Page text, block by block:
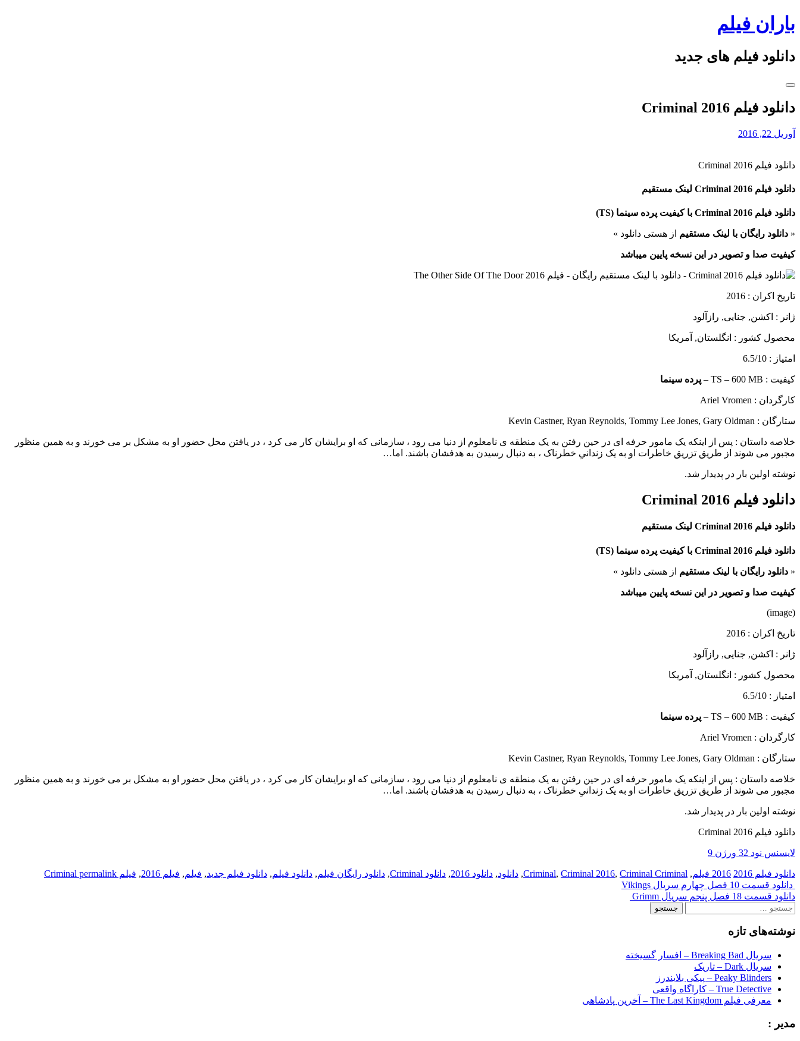
Skip
to
content
باران فیلم
دانلود فیلم های جدید
دانلود فیلم Criminal 2016
آوریل 22, 2016
دانلود فیلم Criminal 2016
دانلود فیلم Criminal 2016 لینک مستقیم
دانلود فیلم Criminal 2016 با کیفیت پرده سینما ( TS
)
« دانلود رایگان با لینک مستقیم از هستی دانلود »
کیفیت صدا و تصویر در این نسخه پایین میباشد
تاریخ اکران : 2016
ژانر : اکشن, جنایی, رازآلود
محصول کشور : انگلستان, آمریکا
امتیاز : 6.5/10
کیفیت : TS – 600 MB – پرده سینما
کارگردان : Ariel Vromen
ستارگان : Kevin Castner, Ryan Reynolds, Tommy Lee Jones, Gary Oldman
خلاصه داستان : پس از اینکه یک مامور حرفه ای در حین رفتن به یک منطقه ی نامعلوم از دنیا می رود ، سازمانی که او برایشان کار می کرد ، در یافتن محل حضور او به مشکل بر می خورند و به همین منظور
مجبور می شوند از طریق تزریق خاطرات او به یک زندانیِ خطرناک ، به دنبال رسیدن به هدفشان باشند. اما…
نوشته اولین بار در پدیدار شد.
دانلود فیلم Criminal 2016
دانلود فیلم Criminal 2016 لینک مستقیم
دانلود فیلم Criminal 2016 با کیفیت پرده سینما ( TS
)
« دانلود رایگان با لینک مستقیم از هستی دانلود »
کیفیت صدا و تصویر در این نسخه پایین میباشد
(image)
تاریخ اکران : 2016
ژانر : اکشن, جنایی, رازآلود
محصول کشور : انگلستان, آمریکا
امتیاز : 6.5/10
کیفیت : TS – 600 MB – پرده سینما
کارگردان : Ariel Vromen
ستارگان : Kevin Castner, Ryan Reynolds, Tommy Lee Jones, Gary Oldman
خلاصه داستان : پس از اینکه یک مامور حرفه ای در حین رفتن به یک منطقه ی نامعلوم از دنیا می رود ، سازمانی که او برایشان کار می کرد ، در یافتن محل حضور او به مشکل بر می خورند و به همین منظور
مجبور می شوند از طریق تزریق خاطرات او به یک زندانیِ خطرناک ، به دنبال رسیدن به هدفشان باشند. اما…
نوشته اولین بار در پدیدار شد.
دانلود فیلم Criminal 2016
لایسنس نود 32 ورژن 9
دانلود فیلم 2016 2016 فیلم ,
Criminal, Criminal 2016, Criminal Criminal
, دانلود, دانلود 2016 , دانلود Criminal , دانلود رایگان فیلم, دانلود فیلم, دانلود فیلم جدید, فیلم, فیلم 2016 , فیلم Criminal permalink
Post
navigation
دانلود قسمت 10 فصل چهارم سریال Vikings
دانلود قسمت 18 فصل پنجم سریال Grimm
جستجو
نوشته‌های تازه
سریال Breaking Bad – افسار گسیخته
سریال Dark – تاریک
Peaky Blinders – پیکی بلایندرز
True Detective – کاراگاه واقعی
معرفی فیلم The Last Kingdom – آخرین پادشاهی
مدیر :